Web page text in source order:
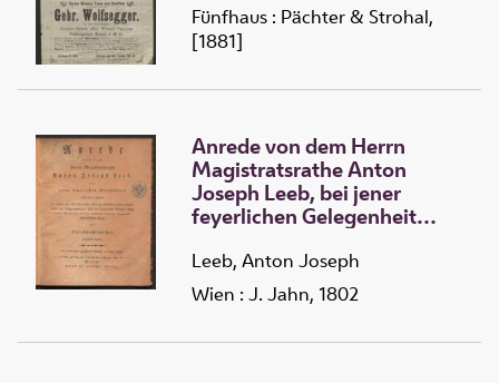
Fünfhaus : Pächter & Strohal,
[1881]
Anrede von dem Herrn
Magistratsrathe Anton
Joseph Leeb, bei jener
feyerlichen Gelegenheit
15ten September 1802 den
sämmtlichen Herren Haupt-
Leuten des Bürgerregiments,
Leeb, Anton Joseph
Wien : J. Jahn, 1802